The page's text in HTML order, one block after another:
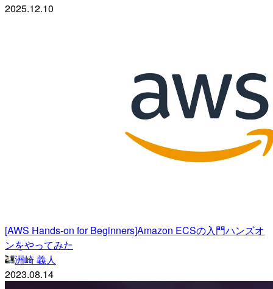
2025.12.10
[AWS Hands-on for Beginners]Amazon ECSの入門ハンズオ
ンをやってみた
洲崎 義人
2023.08.14